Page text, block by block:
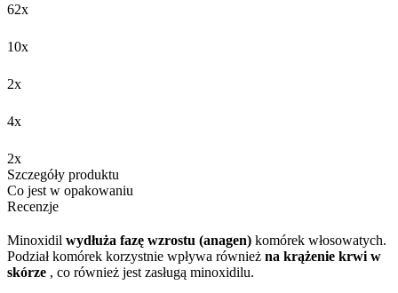
62x
10x
2x
4x
2x
Szczegóły produktu
Co jest w opakowaniu
Recenzje
Minoxidil wydłuża fazę wzrostu (anagen) komórek włosowatych.
Podział komórek korzystnie wpływa również na krążenie krwi w
skórze , co również jest zasługą minoxidilu.